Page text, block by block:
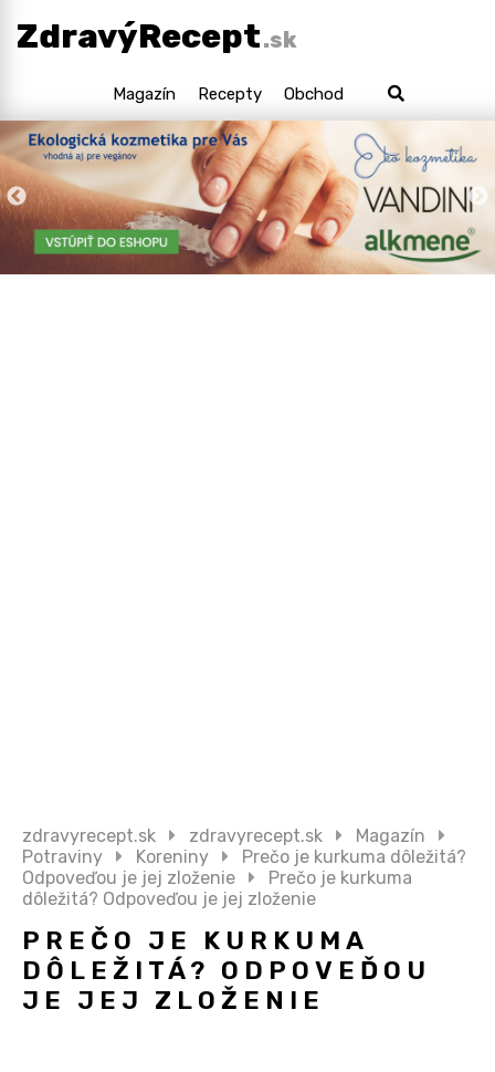
ZdravýRecept.sk
Magazín Recepty Obchod
zdravyrecept.sk zdravyrecept.sk
Magazín
Potraviny
Koreniny
Prečo je kurkuma dôležitá?
Odpoveďou je jej zloženie
Prečo je kurkuma
dôležitá? Odpoveďou je jej zloženie
PREČO JE KURKUMA
DÔLEŽITÁ? ODPOVEĎOU
JE JEJ ZLOŽENIE